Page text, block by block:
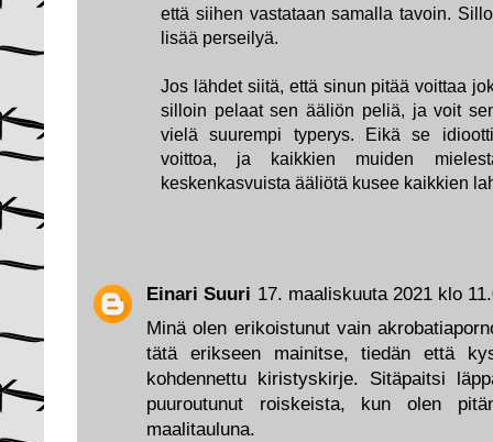
Einari Suuri 17. maaliskuuta 2021 klo
Minä olen erikoistunut vain
tätä erikseen mainitse, tiedän että
kohdennettu kiristyskirje. Sitäpaitsi
puuroutunut roiskeista, kun olen
maalitauluna.
että siihen vastataan samalla tavoin.
lisää perseilyä.
Jos lähdet siitä, että sinun pitää voittaa
silloin pelaat sen ääliön peliä, ja voit
vielä suurempi typerys. Eikä se
voittoa, ja kaikkien muiden
keskenkasvuista ääliötä kusee kaikkien